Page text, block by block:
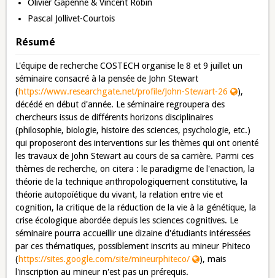
Olivier Gapenne & Vincent Robin
Pascal Jollivet-Courtois
Résumé
L'équipe de recherche COSTECH organise le 8 et 9 juillet un
séminaire consacré à la pensée de John Stewart
(https://www.researchgate.net/profile/John-Stewart-26
),
décédé en début d'année. Le séminaire regroupera des
chercheurs issus de différents horizons disciplinaires
(philosophie, biologie, histoire des sciences, psychologie, etc.)
qui proposeront des interventions sur les thèmes qui ont orienté
les travaux de John Stewart au cours de sa carrière. Parmi ces
thèmes de recherche, on citera : le paradigme de l'enaction, la
théorie de la technique anthropologiquement constitutive, la
théorie autopoïétique du vivant, la relation entre vie et
cognition, la critique de la réduction de la vie à la génétique, la
crise écologique abordée depuis les sciences cognitives. Le
séminaire pourra accueillir une dizaine d'étudiants intéressées
par ces thématiques, possiblement inscrits au mineur Phiteco
(https://sites.google.com/site/mineurphiteco/
), mais
l'inscription au mineur n'est pas un prérequis.